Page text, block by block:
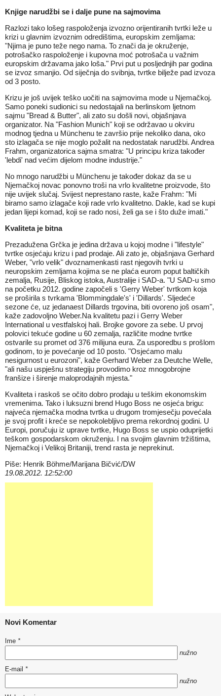
Knjige narudžbi se i dalje pune na sajmovima
Razlozi tako lošeg raspoloženja izvozno orijentiranih tvrtki leže u
krizi u glavnim izvoznim odredištima, europskim zemljama:
"Njima je puno teže nego nama. To znači da je okruženje,
potrošačko raspoloženje i kupovna moć potrošača u važnim
europskim državama jako loša." Prvi put u posljednjih par godina
se izvoz smanjio. Od siječnja do svibnja, tvrtke bilježe pad izvoza
od 3 posto.
Krizu je još uvijek teško uočiti na sajmovima mode u Njemačkoj.
Samo poneki sudionici su nedostajali na berlinskom ljetnom
sajmu "Bread & Butter", ali zato su došli novi, objašnjava
organizator. Na "Fashion Munich" koji se održavao u okviru
modnog tjedna u Münchenu te završio prije nekoliko dana, oko
sto izlagača se nije moglo požalit na nedostatak narudžbi. Andrea
Frahm, organizatorica sajma smatra: "U principu kriza također
'lebdi' nad većim dijelom modne industrije."
No mnogo narudžbi u Münchenu je također dokaz da se u
Njemačkoj novac ponovno troši na vrlo kvalitetne proizvode, što
nije uvijek slučaj. Svijest neprestano raste, kaže Frahm: "Mi
biramo samo izlagače koji rade vrlo kvalitetno. Dakle, kad se kupi
jedan lijepi komad, koji se rado nosi, želi ga se i što duže imati."
Kvaliteta je bitna
Prezadužena Grčka je jedina država u kojoj modne i "lifestyle"
tvrtke osjećaju krizu i pad prodaje. Ali zato je, objašnjava Gerhard
Weber, "vrlo velik" dvoznamenkasti rast njegovih tvrki u
neuropskim zemljama kojima se ne plaća eurom poput baltičkih
zemalja, Rusije, Bliskog istoka, Australije i SAD-a. "U SAD-u smo
na početku 2012. godine započeli s 'Gerry Weber' tvrtkom koja
se proširila s tvrkama 'Blommingdale's' i 'Dillards'. Sljedeće
sezone će, uz jedanaest Dillards trgovina, biti ovoreno još osam",
kaže zadovoljno Weber.Na kvalitetu pazi i Gerry Weber
International u vestfalskoj hali. Brojke govore za sebe. U prvoj
polovici tekuće godine u 60 zemalja, različite modne tvrtke
ostvarile su promet od 376 milijuna eura. Za usporedbu s prošlom
godinom, to je povećanje od 10 posto. "Osjećamo malu
nesigurnost u eurozoni", kaže Gerhard Weber za Deutche Welle,
"ali našu uspješnu strategiju provodimo kroz mnogobrojne
franšize i širenje maloprodajnih mjesta."
Kvaliteta i raskoš se očito dobro prodaju u teškim ekonomskim
vremenima. Tako i luksuzni brend Hugo Boss ne osjeća brigu:
najveća njemačka modna tvrtka u drugom tromjesečju povećala
je svoj profit i kreće se nepokolebljivo prema rekordnoj godini. U
Europi, poručuju iz uprave tvrtke, Hugo Boss se uspio oduprijetki
teškom gospodarskom okruženju. I na svojim glavnim tržištima,
Njemačkoj i Velikoj Britaniji, trend rasta je neprekinut.
Piše: Henrik Böhme/Marijana Bičvić/DW
19.08.2012. 12:52:00
Novi Komentar
Ime *
nužno
E-mail *
nužno